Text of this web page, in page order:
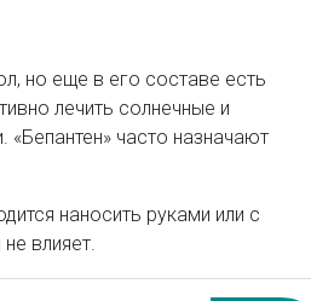
но еще в его составе есть
лечить солнечные и
часто назначают
наносить руками или с
влияет.